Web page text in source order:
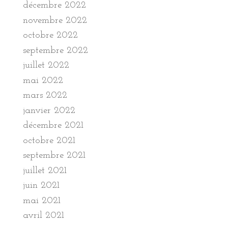
décembre 2022
novembre 2022
octobre 2022
septembre 2022
juillet 2022
mai 2022
mars 2022
janvier 2022
décembre 2021
octobre 2021
septembre 2021
juillet 2021
juin 2021
mai 2021
avril 2021